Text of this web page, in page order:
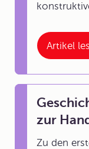
Artikel
zur
Zu den